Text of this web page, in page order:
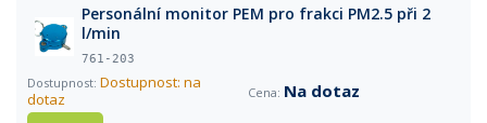
Personální monitor PEM pro frakci PM2.5 při 2
l/min
761-203
Dostupnost: na
dotaz
Na dotaz